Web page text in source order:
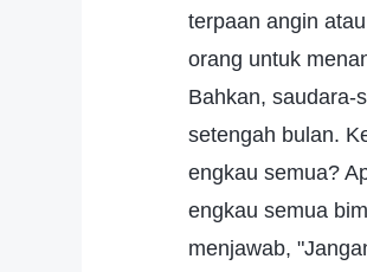
terpaan angin
orang untuk
Bahkan, saudara-
setengah bulan.
engkau semua?
engkau semua
menjawab,